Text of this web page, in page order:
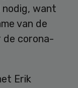
nodig, want
van de
de corona-
Erik